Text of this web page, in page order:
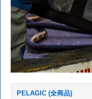
PELAGIC (全商品)